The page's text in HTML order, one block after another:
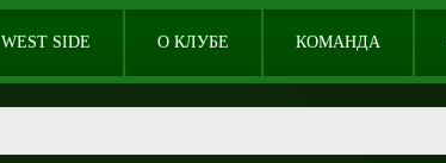
WEST SIDE О КЛУБЕ КОМАНДА